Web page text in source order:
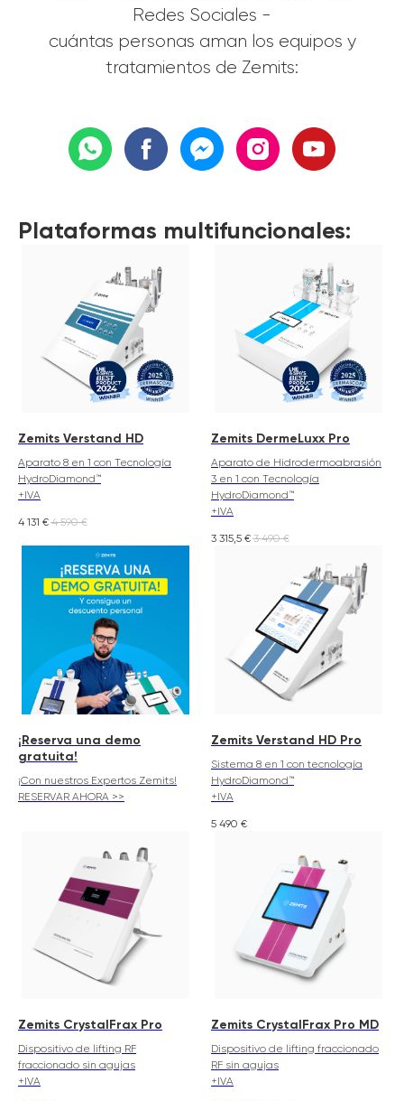
Redes Sociales -
cuántas personas aman los equipos y
tratamientos de Zemits:
Plataformas multifuncionales:
Zemits Verstand HD
Aparato 8 en 1 con Tecnología
HydroDiamond™
+IVA
4 131 € 4 590 €
Zemits DermeLuxx Pro
Aparato de Hidrodermoabrasión
3 en 1 con Tecnología
HydroDiamond™
+IVA
3 315,5 € 3 490 €
¡Reserva una demo
gratuita!
¡Con nuestros Expertos Zemits!
RESERVAR AHORA >>
Zemits Verstand HD Pro
Sistema 8 en 1 con tecnología
HydroDiamond™
+IVA
5 490 €
Zemits CrystalFrax Pro
Dispositivo de lifting RF
fraccionado sin agujas
+IVA
Zemits CrystalFrax Pro MD
Dispositivo de lifting fraccionado
RF sin agujas
+IVA